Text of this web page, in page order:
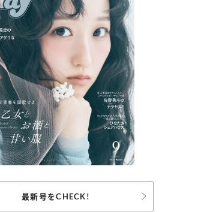
最新号をCHECK!